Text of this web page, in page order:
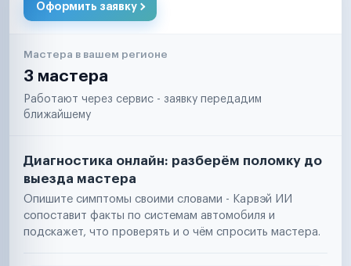
Оформить заявку
Мастера в вашем регионе
3 мастера
Работают через сервис - заявку передадим
ближайшему
Диагностика онлайн: разберём поломку до
выезда мастера
Опишите симптомы своими словами - Карвэй ИИ
сопоставит факты по системам автомобиля и
подскажет, что проверять и о чём спросить мастера.